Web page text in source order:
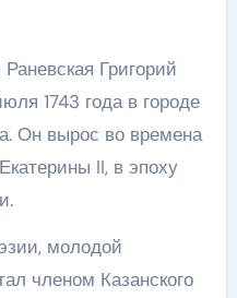
Григорий
1743 года в городе
Он вырос во времена
II, в эпоху
молодой
членом Казанского